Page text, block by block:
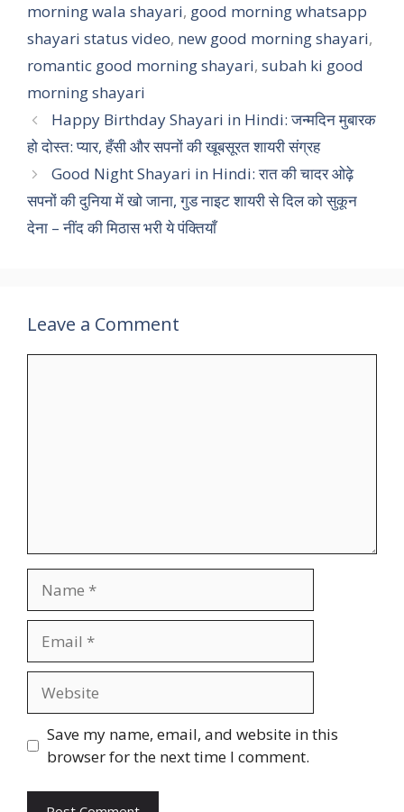
morning wala shayari, good morning whatsapp
shayari status video, new good morning shayari,
romantic good morning shayari, subah ki good
morning shayari
Happy Birthday Shayari in Hindi: जन्मदिन मुबारक
हो दोस्त: प्यार, हँसी और सपनों की खूबसूरत शायरी संग्रह
Good Night Shayari in Hindi: रात की चादर ओढ़े
सपनों की दुनिया में खो जाना, गुड नाइट शायरी से दिल को सुकून
देना – नींद की मिठास भरी ये पंक्तियाँ
Leave a Comment
Save my name, email, and website in this
browser for the next time I comment.